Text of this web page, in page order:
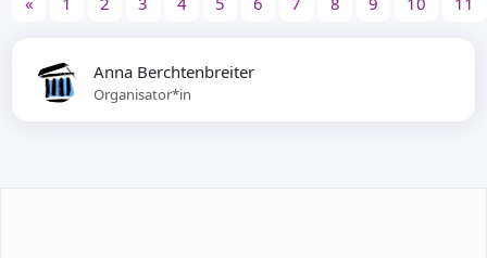
Anna Berchtenbreiter
Organisator*in